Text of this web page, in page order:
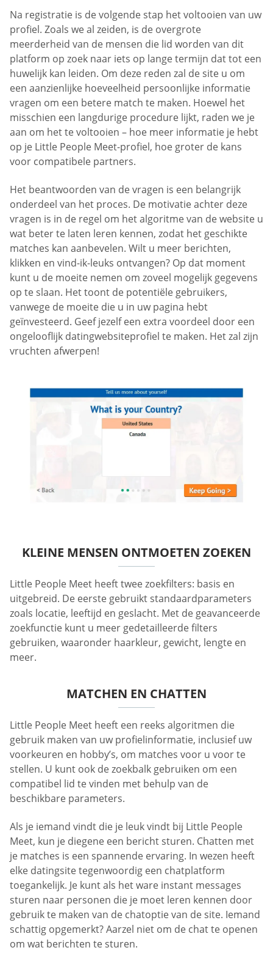
Na registratie is de volgende stap het voltooien van uw
profiel. Zoals we al zeiden, is de overgrote
meerderheid van de mensen die lid worden van dit
platform op zoek naar iets op lange termijn dat tot een
huwelijk kan leiden. Om deze reden zal de site u om
een aanzienlijke hoeveelheid persoonlijke informatie
vragen om een betere match te maken. Hoewel het
misschien een langdurige procedure lijkt, raden we je
aan om het te voltooien – hoe meer informatie je hebt
op je Little People Meet-profiel, hoe groter de kans
voor compatibele partners.
Het beantwoorden van de vragen is een belangrijk
onderdeel van het proces. De motivatie achter deze
vragen is in de regel om het algoritme van de website u
wat beter te laten leren kennen, zodat het geschikte
matches kan aanbevelen. Wilt u meer berichten,
klikken en vind-ik-leuks ontvangen? Op dat moment
kunt u de moeite nemen om zoveel mogelijk gegevens
op te slaan. Het toont de potentiële gebruikers,
vanwege de moeite die u in uw pagina hebt
geïnvesteerd. Geef jezelf een extra voordeel door een
ongelooflijk datingwebsiteprofiel te maken. Het zal zijn
vruchten afwerpen!
KLEINE MENSEN ONTMOETEN ZOEKEN
Little People Meet heeft twee zoekfilters: basis en
uitgebreid. De eerste gebruikt standaardparameters
zoals locatie, leeftijd en geslacht. Met de geavanceerde
zoekfunctie kunt u meer gedetailleerde filters
gebruiken, waaronder haarkleur, gewicht, lengte en
meer.
MATCHEN EN CHATTEN
Little People Meet heeft een reeks algoritmen die
gebruik maken van uw profielinformatie, inclusief uw
voorkeuren en hobby’s, om matches voor u voor te
stellen. U kunt ook de zoekbalk gebruiken om een
compatibel lid te vinden met behulp van de
beschikbare parameters.
Als je iemand vindt die je leuk vindt bij Little People
Meet, kun je diegene een bericht sturen. Chatten met
je matches is een spannende ervaring. In wezen heeft
elke datingsite tegenwoordig een chatplatform
toegankelijk. Je kunt als het ware instant messages
sturen naar personen die je moet leren kennen door
gebruik te maken van de chatoptie van de site. Iemand
schattig opgemerkt? Aarzel niet om de chat te openen
om wat berichten te sturen.